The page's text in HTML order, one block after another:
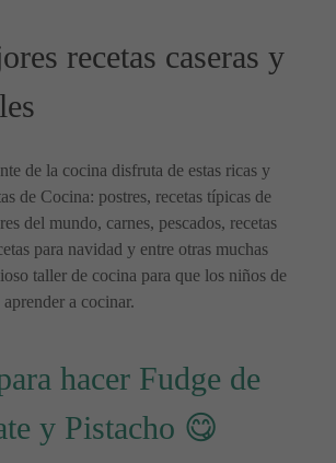
recetas caseras y
de la cocina disfruta de estas ricas y
de Cocina: postres, recetas típicas de
del mundo, carnes, pescados, recetas
para navidad y entre otras muchas
taller de cocina para que los niños de
aprender a cocinar.
hacer Fudge de
y Pistacho 😋